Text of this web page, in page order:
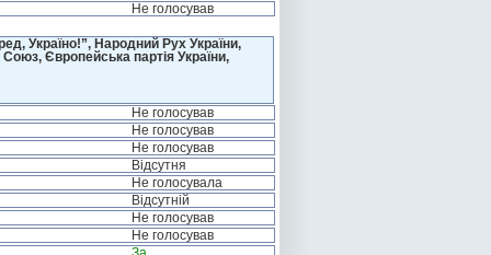
Не голосував
Україно!”, Народний Рух України,
Європейська партія України,
Не голосував
Не голосував
Не голосував
Відсутня
Не голосувала
Відсутній
Не голосував
Не голосував